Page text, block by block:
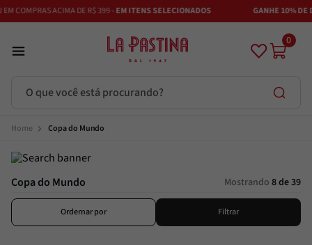
COMPRAS ACIMA DE R$ 399 -EM ITENS SELECIONADOS GANHE 10% DE
0
Copa do Mundo
Copa do Mundo Mostrando 8 de 39
Ordernar por Filtrar
Termos mais buscados
1º Azeite
2 º Vinhos
4º Maestra